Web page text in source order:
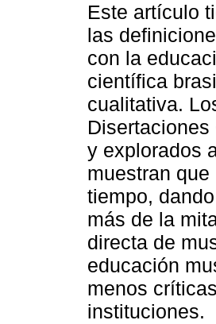
Este artículo
las
con la
científica
cualitativa.
y explorados
muestran
tiempo,
más de la
directa de
educación
menos
instituciones.